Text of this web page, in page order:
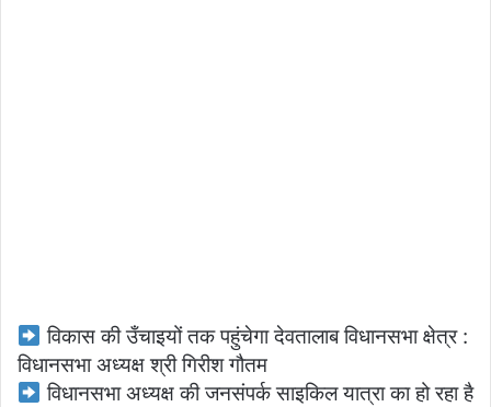
विकास की उँचाइयों तक पहुंचेगा देवतालाब विधानसभा क्षेत्र :
विधानसभा अध्यक्ष श्री गिरीश गौतम
विधानसभा अध्यक्ष की जनसंपर्क साइकिल यात्रा का हो रहा है